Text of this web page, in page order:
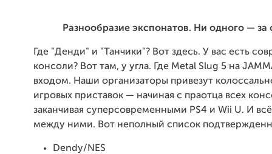
Разнообразие экспонатов. Ни одного — за
Где "Денди" и "Танчики"? Вот здесь. У вас есть
консоли? Вот там, у угла. Где Metal Slug 5 на
входом. Наши организаторы привезут
игровых приставок — начиная с праотца всех
заканчивая суперсовременными PS4 и Wii U. И
между ними. Вот неполный список
Dendy/NES